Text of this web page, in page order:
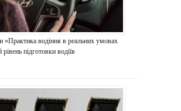
«Практика водіння в реальних умовах
підготовки водіїв